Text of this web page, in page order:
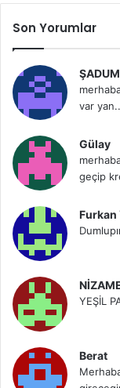
Son Yorumlar
var
Gülay
geçip
Furkan
YEŞİL
Berat